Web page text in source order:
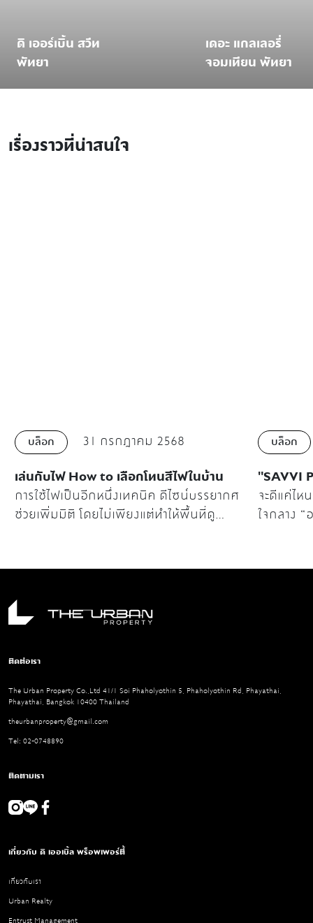
ดิ เออร์เบิ้น สวีท
พัทยา
เดอะ แกลเลอรี่
จอมเทียน พัทยา
เรื่องราวที่น่าสนใจ
บล็อก 31 กรกฎาคม 2568
เล่นกับไฟ How to เลือกโทนสีไฟในบ้าน
การใช้ไฟเป็นอีกหนึ่งเทคนิค ดีไซน์บรรยากศ
ช่วยเพิ่มมิติ โดยไม่เพียงแต่ทำให้พื้นที่ดู
อุณหภูมิอุณหภูมิสี (Light Temperature) ได้
และบรรยากาศภายในห้องได้
บล็อก
"SAVVI
จะดีแค่ไห
ใจกลาง
จนถึง เส
พื้นที่สีเขี
ติดต่อเรา
The Urban Property Co.,Ltd 41/1 Soi Phaholyothin 5, Phaholyothin Rd, Phayathai,
Phayathai, Bangkok 10400 Thailand
theurbanproperty@gmail.com
Tel: 02-0748890
ติดตามเรา
เกี่ยวกับ ดิ เออเบิ้ล พร็อพเพอร์ตี้
เกี่ยวกับเรา
Urban Realty
Entrust Management